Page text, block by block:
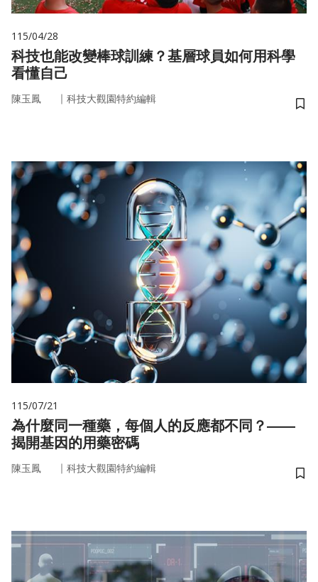
115/04/28
科技也能改變棒球訓練？基層球員如何用科學
看懂自己
陳玉鳳 ｜ 科技大觀園特約編輯
儲
115/07/21
為什麼同一種藥，每個人的反應都不同？——
揭開基因的用藥密碼
陳玉鳳 ｜ 科技大觀園特約編輯
儲